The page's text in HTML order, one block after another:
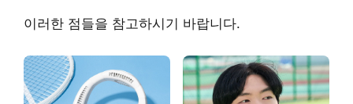
이러한 점들을 참고하시기 바랍니다.